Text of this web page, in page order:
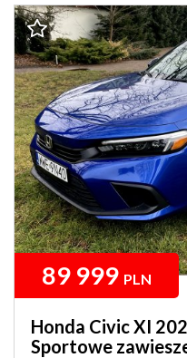
89 999 PLN
Honda Civic XI
Sportowe